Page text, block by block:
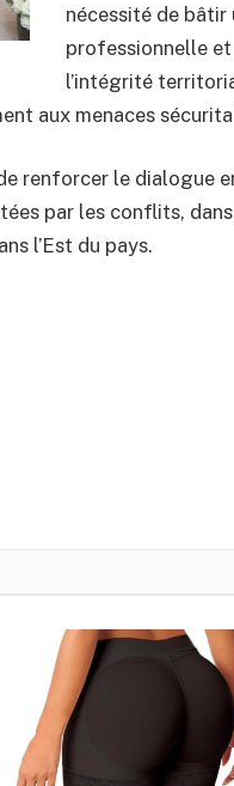
nécessité de bâtir
professionnelle et
l’intégrité
aux menaces
renforcer le dialogue
par les conflits,
l’Est du pays.